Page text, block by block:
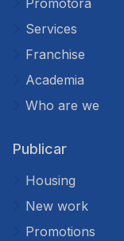
Promotora
Services
Franchise
Academia
Who are we
Publicar
Housing
New work
Promotions